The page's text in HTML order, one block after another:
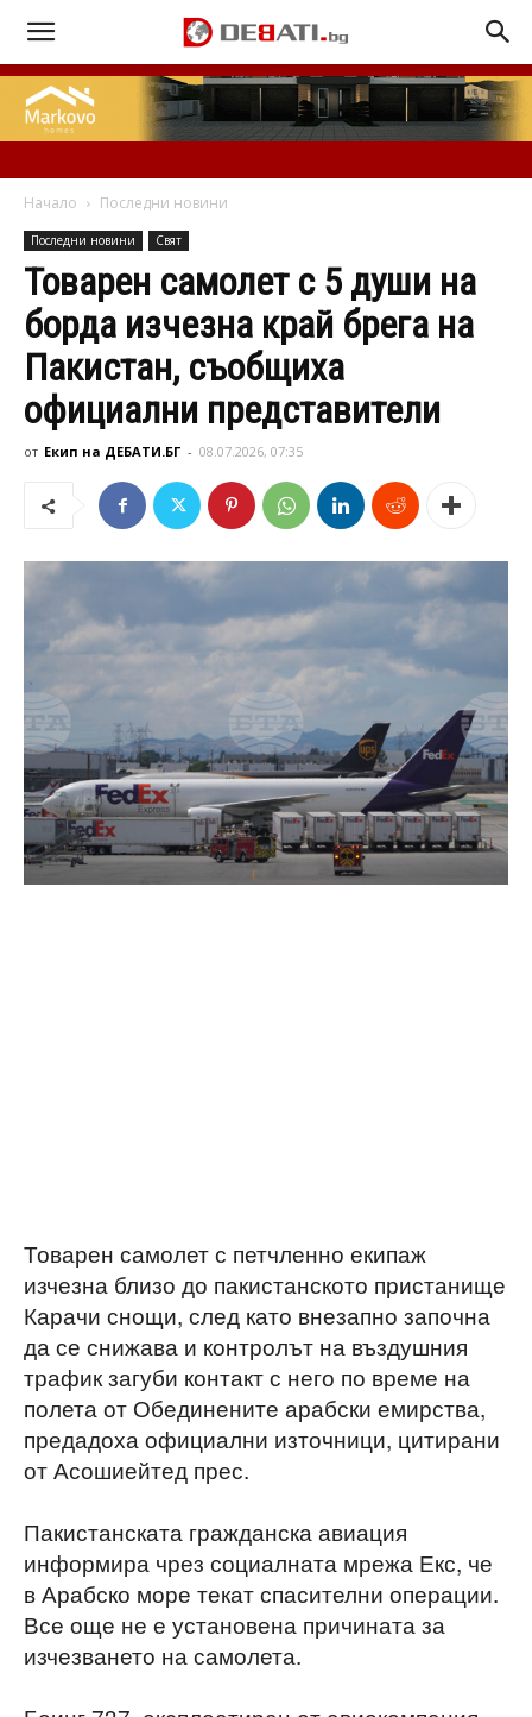
Начало Последни новини
Последни новини Свят
Товарен самолет с 5 души на
борда изчезна край брега на
Пакистан, съобщиха
официални представители
от Екип на ДЕБАТИ.БГ - 08.07.2026, 07:35
Товарен самолет с петчленно екипаж
изчезна близо до пакистанското пристанище
Карачи снощи, след като внезапно започна
да се снижава и контролът на въздушния
трафик загуби контакт с него по време на
полета от Обединените арабски емирства,
предадоха официални източници, цитирани
от Асошиейтед прес.
Пакистанската гражданска авиация
информира чрез социалната мрежа Екс, че
в Арабско море текат спасителни операции.
Все още не е установена причината за
изчезването на самолета.